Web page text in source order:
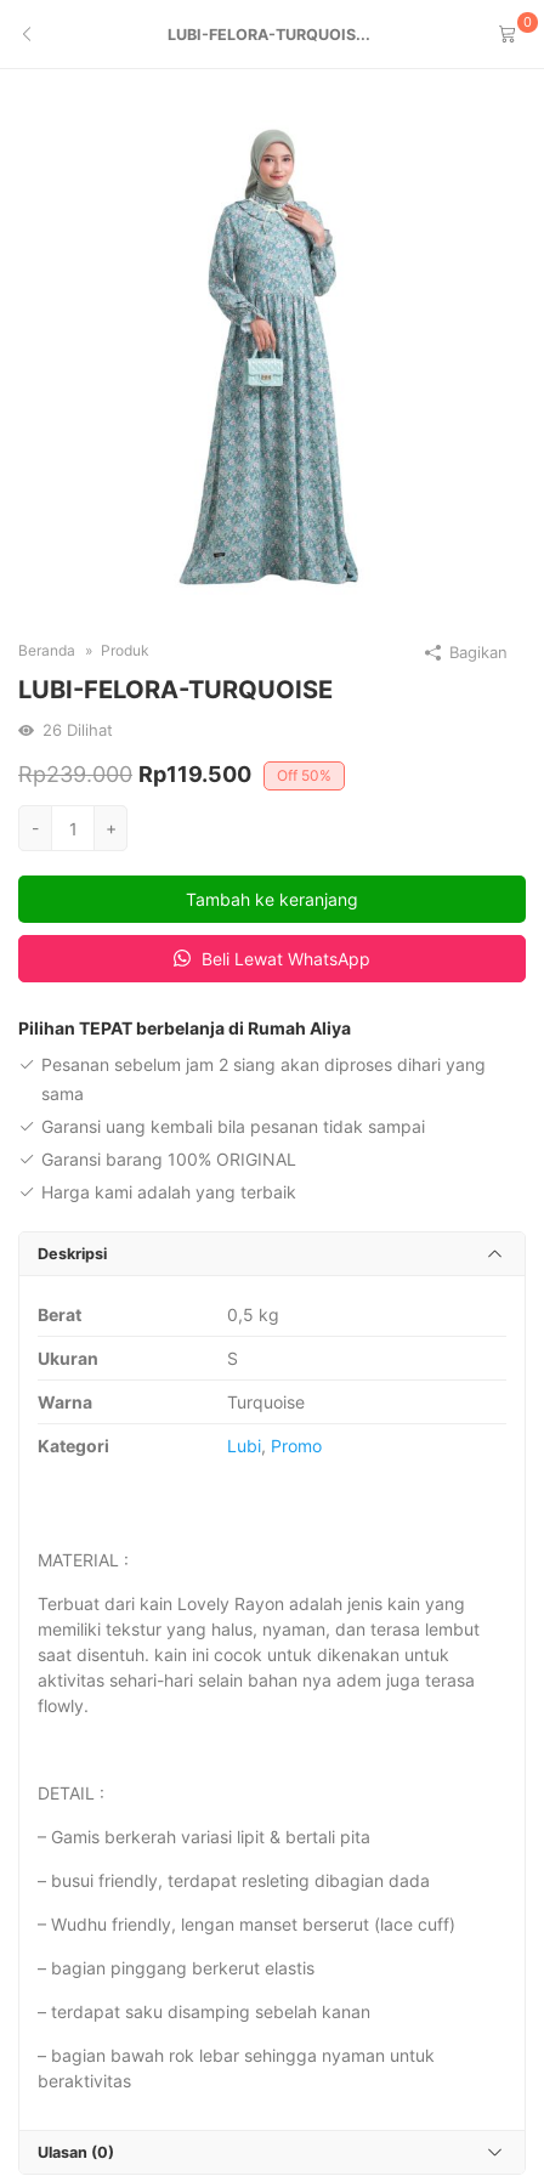
LUBI-FELORA-TURQUOIS...
0
Beranda Produk
LUBI-FELORA-TURQUOISE
26 Dilihat
Rp239.000 Harga
Rp119.500Harga
Rp119.500.
Off 50%
-
FELORA-
+
Tambah ke keranjang
Beli Lewat WhatsApp
Pilihan TEPAT berbelanja di Rumah Aliya
Pesanan sebelum jam 2 siang akan diproses dihari yang
sama
Garansi uang kembali bila pesanan tidak sampai
Garansi barang 100% ORIGINAL
Harga kami adalah yang terbaik
Bagikan
Deskripsi
Berat 0,5 kg
Ukuran S
Warna Turquoise
Kategori Lubi, Promo
MATERIAL :
Terbuat dari kain Lovely Rayon adalah jenis kain yang
memiliki tekstur yang halus, nyaman, dan terasa lembut
saat disentuh. kain ini cocok untuk dikenakan untuk
aktivitas sehari-hari selain bahan nya adem juga terasa
flowly.
DETAIL :
– Gamis berkerah variasi lipit & bertali pita
– busui friendly, terdapat resleting dibagian dada
– Wudhu friendly, lengan manset berserut (lace cuff)
– bagian pinggang berkerut elastis
– terdapat saku disamping sebelah kanan
– bagian bawah rok lebar sehingga nyaman untuk
beraktivitas
Ulasan (0)